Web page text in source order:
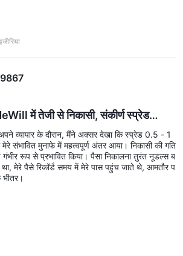
में तेजी से निकासी, संकीर्ण स्प्रेड
व्यापार के दौरान, मैंने अक्सर देखा कि स्प्रेड 0.5 - 1
संभावित मुनाफे में महत्वपूर्ण अंतर आया। निकासी की गति
रूप से प्रभावित किया। पैसा निकालना तुरंत नूडल्स ब
था, मेरे पैसे रिकॉर्ड समय में मेरे पास पहुंच जाते थे, आमतौर प